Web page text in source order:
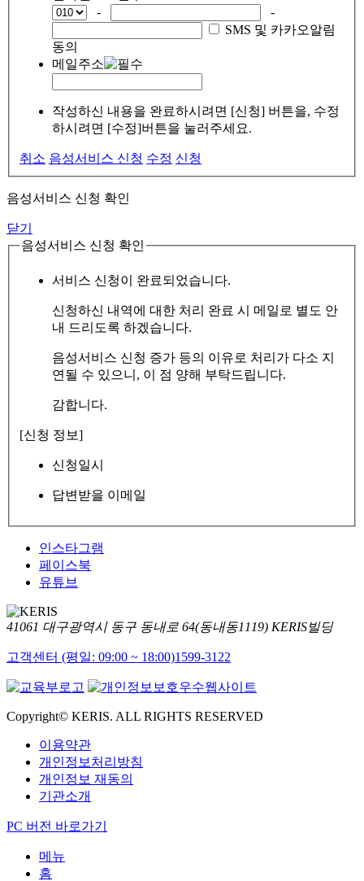
-
-
SMS 및 카카오알림
동의
메일주소
작성하신 내용을 완료하시려면 [신청] 버튼을, 수정
하시려면 [수정]버튼을 눌러주세요.
취소 음성서비스 신청 수정 신청
음성서비스 신청 확인
닫기
음성서비스 신청 확인
서비스 신청이 완료되었습니다.
신청하신 내역에 대한 처리 완료 시 메일로 별도 안
내 드리도록 하겠습니다.
음성서비스 신청 증가 등의 이유로 처리가 다소 지
연될 수 있으니, 이 점 양해 부탁드립니다.
감합니다.
[신청 정보]
신청일시
답변받을 이메일
인스타그램
페이스북
유튜브
41061 대구광역시 동구 동내로 64(동내동1119) KERIS빌딩
고객센터 (평일: 09:00 ~ 18:00)1599-3122
Copyright© KERIS. ALL RIGHTS RESERVED
이용약관
개인정보처리방침
개인정보 재동의
기관소개
PC 버전 바로가기
메뉴
홈